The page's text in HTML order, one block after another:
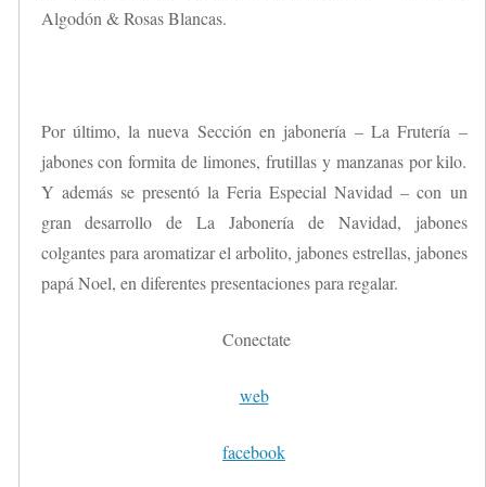
Algodón & Rosas Blancas.
Por último, la nueva Sección en jabonería – La Frutería –
jabones con formita de limones, frutillas y manzanas por kilo.
Y además se presentó la Feria Especial Navidad – con un
gran desarrollo de La Jabonería de Navidad, jabones
colgantes para aromatizar el arbolito, jabones estrellas, jabones
papá Noel, en diferentes presentaciones para regalar.
Conectate
web
facebook